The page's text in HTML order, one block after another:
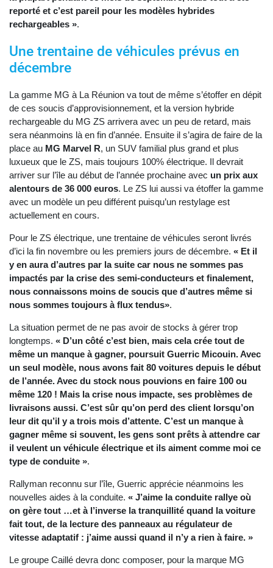
reporté et c’est pareil pour les modèles hybrides
rechargeables ».
Une trentaine de véhicules prévus en
décembre
La gamme MG à La Réunion va tout de même s’étoffer en dépit
de ces soucis d’approvisionnement, et la version hybride
rechargeable du MG ZS arrivera avec un peu de retard, mais
sera néanmoins là en fin d’année. Ensuite il s’agira de faire de la
place au MG Marvel R, un SUV familial plus grand et plus
luxueux que le ZS, mais toujours 100% électrique. Il devrait
arriver sur l’île au début de l’année prochaine avec un prix aux
alentours de 36 000 euros. Le ZS lui aussi va étoffer la gamme
avec un modèle un peu différent puisqu’un restylage est
actuellement en cours.
Pour le ZS électrique, une trentaine de véhicules seront livrés
d’ici la fin novembre ou les premiers jours de décembre. « Et il
y en aura d’autres par la suite car nous ne sommes pas
impactés par la crise des semi-conducteurs et finalement,
nous connaissons moins de soucis que d’autres même si
nous sommes toujours à flux tendus».
La situation permet de ne pas avoir de stocks à gérer trop
longtemps. « D’un côté c’est bien, mais cela crée tout de
même un manque à gagner, poursuit Guerric Micouin. Avec
un seul modèle, nous avons fait 80 voitures depuis le début
de l’année. Avec du stock nous pouvions en faire 100 ou
même 120 ! Mais la crise nous impacte, ses problèmes de
livraisons aussi. C’est sûr qu’on perd des client lorsqu’on
leur dit qu’il y a trois mois d’attente. C’est un manque à
gagner même si souvent, les gens sont prêts à attendre car
il veulent un véhicule électrique et ils aiment comme moi ce
type de conduite ».
Rallyman reconnu sur l’île, Guerric apprécie néanmoins les
nouvelles aides à la conduite. « J’aime la conduite rallye où
on gère tout …et à l’inverse la tranquillité quand la voiture
fait tout, de la lecture des panneaux au régulateur de
vitesse adaptatif : j’aime aussi quand il n’y a rien à faire. »
Le groupe Caillé devra donc composer, pour la marque MG